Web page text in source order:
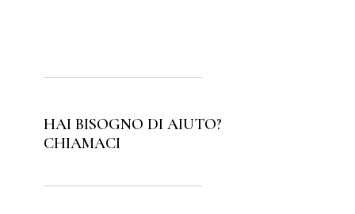
HAI BISOGNO DI AIUTO?
CHIAMACI